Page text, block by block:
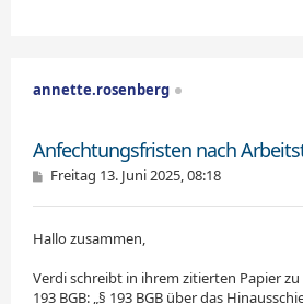
annette.rosenberg
Anfechtungsfrist­en nach
B
i
r
g
Freitag 13. Juni 2025, 08:18
Hallo zusammen,
Verdi schreibt in ihrem zitierten Papier zu
193 BGB: „§ 193 BGB über das